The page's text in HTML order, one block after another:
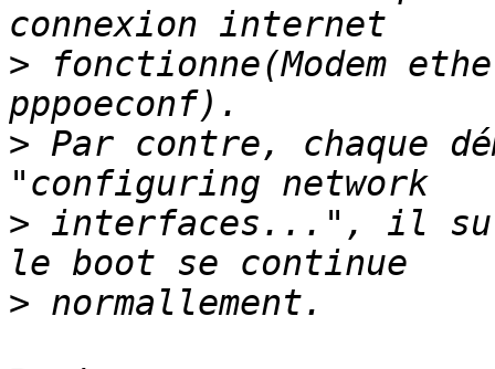
> fonctionne(Modem
> Par contre, chaque
> interfaces...", il
>